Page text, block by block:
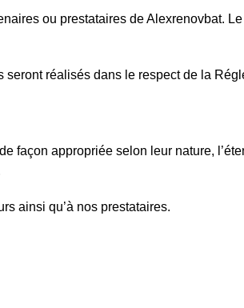
ou prestataires de Alexrenovbat.
réalisés dans le respect de la
appropriée selon leur nature,
ainsi qu’à nos prestataires.